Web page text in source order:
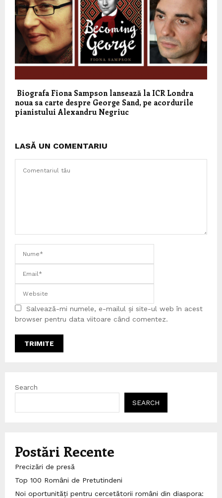
Biografa Fiona Sampson lansează la ICR Londra
noua sa carte despre George Sand, pe acordurile
pianistului Alexandru Negriuc
LASĂ UN COMENTARIU
Salvează-mi numele, e-mailul și site-ul web în acest
browser pentru data viitoare când comentez.
Search
SEARCH
Postări Recente
Precizări de presă
Top 100 Români de Pretutindeni
Noi oportunități pentru cercetătorii români din diaspora: